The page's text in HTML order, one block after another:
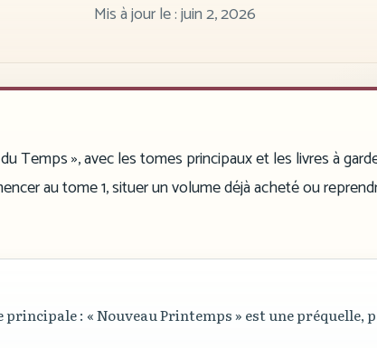
Mis à jour le :juin 2, 2026
Temps », avec les tomes principaux et les livres à
au tome 1, situer un volume déjà acheté ou
principale : « Nouveau Printemps » est une préquelle,